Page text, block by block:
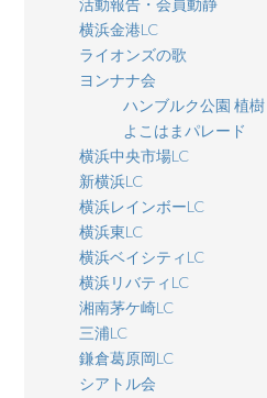
活動報告・会員動静
横浜金港LC
ライオンズの歌
ヨンナナ会
ハンブルク公園 植樹
よこはまパレード
横浜中央市場LC
新横浜LC
横浜レインボーLC
横浜東LC
横浜ベイシティLC
横浜リバティLC
湘南茅ケ崎LC
三浦LC
鎌倉葛原岡LC
シアトル会